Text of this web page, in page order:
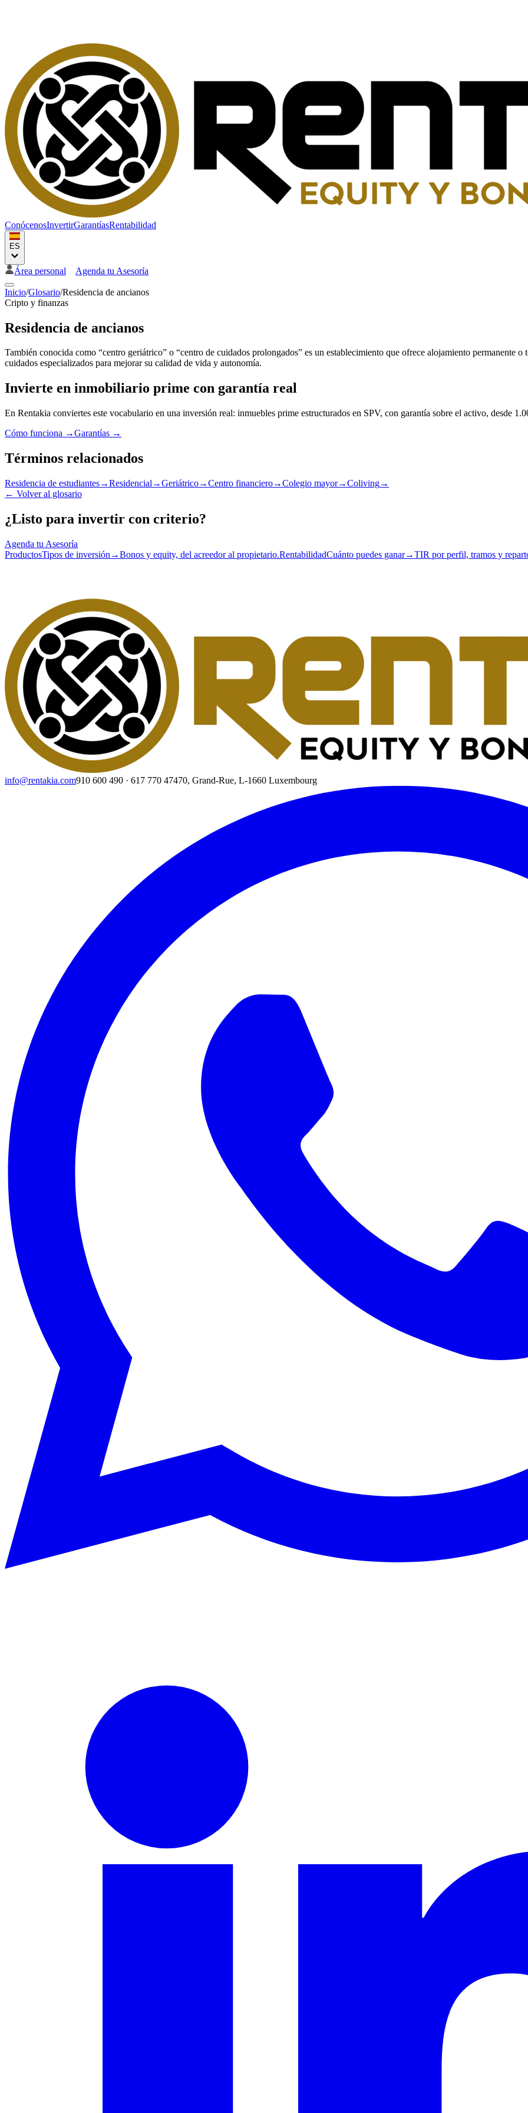
ConócenosInvertirGarantíasRentabilidad
ES
Área personal Agenda tu Asesoría
Inicio/Glosario/Residencia de ancianos
Cripto y finanzas
Residencia de ancianos
También conocida como “centro geriátrico” o “centro de cuidados prolongados” es un establecimiento que ofrece alojamiento permanente
cuidados especializados para mejorar su calidad de vida y autonomía.
Invierte en inmobiliario prime con garantía real
En Rentakia conviertes este vocabulario en una inversión real: inmuebles prime estructurados en SPV, con garantía sobre el activo, desde
Cómo funciona →Garantías →
Términos relacionados
Residencia de estudiantes→Residencial →Geriátrico→Centro financiero→Colegio mayor→Coliving→
← Volver al glosario
¿Listo para invertir con criterio?
Agenda tu Asesoría
ProductosTipos de inversión →Bonos y equity, del acreedor al propietario.RentabilidadCuánto puedes ganar→TIR por perfil, tramos y
info@rentakia.com910 600 490 · 617 770 47470, Grand-Rue, L-1660 Luxembourg